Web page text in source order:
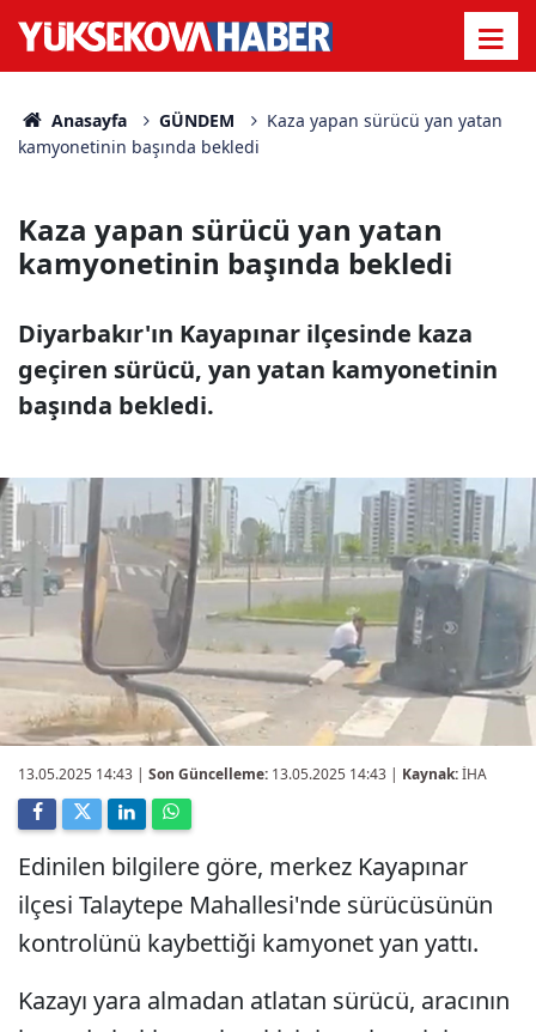
Anasayfa GÜNDEM
Kaza yapan sürücü yan yatan
kamyonetinin başında bekledi
Kaza yapan sürücü yan yatan
kamyonetinin başında bekledi
Diyarbakır'ın Kayapınar ilçesinde kaza
geçiren sürücü, yan yatan kamyonetinin
başında bekledi.
13.05.2025 14:43 | Son Güncelleme: 13.05.2025 14:43 | Kaynak:İHA
Edinilen bilgilere göre, merkez Kayapınar
ilçesi Talaytepe Mahallesi'nde sürücüsünün
kontrolünü kaybettiği kamyonet yan yattı.
Kazayı yara almadan atlatan sürücü, aracının